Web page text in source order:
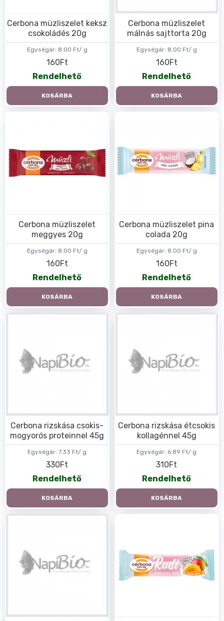
Egységár: 8.00 Ft/ g
Cerbona müzliszelet keksz
csokoládés 20g
160Ft
Rendelhető
KOSÁRBA
Egységár: 8.00 Ft/ g
Cerbona müzliszelet
málnás sajttorta 20g
160Ft
Rendelhető
KOSÁRBA
Egységár: 8.00 Ft/ g
Cerbona müzliszelet
meggyes 20g
160Ft
Rendelhető
KOSÁRBA
Egységár: 8.00 Ft/ g
Cerbona müzliszelet pina
colada 20g
160Ft
Rendelhető
KOSÁRBA
Egységár: 7.33 Ft/ g
Cerbona rizskása csokis-
mogyorós proteinnel 45g
330Ft
Rendelhető
KOSÁRBA
Egységár: 6.89 Ft/ g
Cerbona rizskása étcsokis
kollagénnel 45g
310Ft
Rendelhető
KOSÁRBA